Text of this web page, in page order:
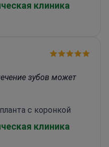
клиника
зубов может
с коронкой
клиника